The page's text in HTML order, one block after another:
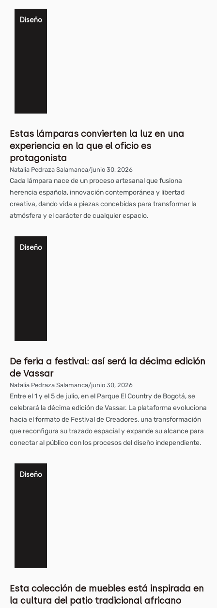
Diseño
Estas lámparas convierten la luz en una
experiencia en la que el oficio es
protagonista
Natalia Pedraza Salamanca/junio 30, 2026
Cada lámpara nace de un proceso artesanal que fusiona
herencia española, innovación contemporánea y libertad
creativa, dando vida a piezas concebidas para transformar la
atmósfera y el carácter de cualquier espacio.
Diseño
De feria a festival: así será la décima edición
de Vassar
Natalia Pedraza Salamanca/junio 30, 2026
Entre el 1 y el 5 de julio, en el Parque El Country de Bogotá, se
celebrará la décima edición de Vassar. La plataforma evoluciona
hacia el formato de Festival de Creadores, una transformación
que reconfigura su trazado espacial y expande su alcance para
conectar al público con los procesos del diseño independiente.
Diseño
Esta colección de muebles está inspirada en
la cultura del patio tradicional africano